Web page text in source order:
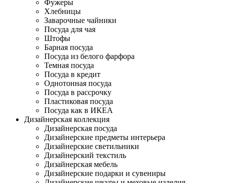
Фужеры
Хлебницы
Заварочные чайники
Посуда для чая
Штофы
Барная посуда
Посуда из белого фарфора
Темная посуда
Посуда в кредит
Однотонная посуда
Посуда в рассрочку
Пластиковая посуда
Посуда как в ИКЕА
Дизайнерская коллекция
Дизайнерская посуда
Дизайнерские предметы интерьера
Дизайнерские светильники
Дизайнерский текстиль
Дизайнерская мебель
Дизайнерские подарки и сувениры